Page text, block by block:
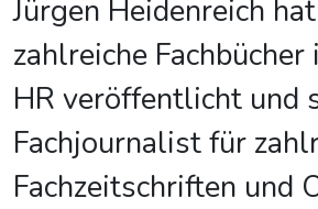
Jürgen Heidenreich
zahlreiche
HR veröffentlicht und
Fachjournalist für
Fachzeitschriften und